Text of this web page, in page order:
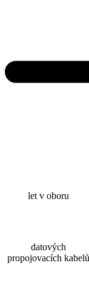
let v oboru
datových
propojovacích kabelů